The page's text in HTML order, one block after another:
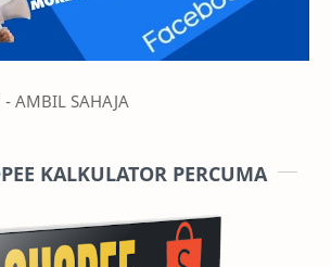
AMBIL SAHAJA
KALKULATOR PERCUMA